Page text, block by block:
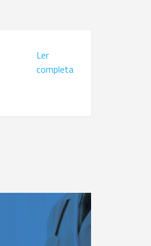
Ler
completa